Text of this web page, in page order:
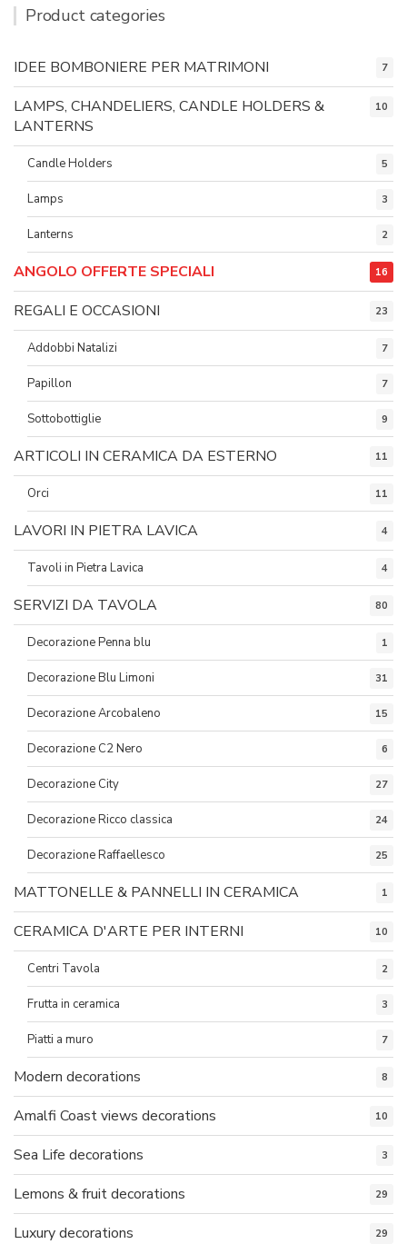
Product categories
IDEE BOMBONIERE PER MATRIMONI 7
LAMPS, CHANDELIERS, CANDLE HOLDERS &
LANTERNS
10
Candle Holders 5
Lamps 3
Lanterns 2
ANGOLO OFFERTE SPECIALI 16
REGALI E OCCASIONI 23
Addobbi Natalizi 7
Papillon 7
Sottobottiglie 9
ARTICOLI IN CERAMICA DA ESTERNO 11
Orci 11
LAVORI IN PIETRA LAVICA 4
Tavoli in Pietra Lavica 4
SERVIZI DA TAVOLA 80
Decorazione Penna blu 1
Decorazione Blu Limoni 31
Decorazione Arcobaleno 15
Decorazione C2 Nero 6
Decorazione City 27
Decorazione Ricco classica 24
Decorazione Raffaellesco 25
MATTONELLE & PANNELLI IN CERAMICA 1
CERAMICA D'ARTE PER INTERNI 10
Centri Tavola 2
Frutta in ceramica 3
Piatti a muro 7
Modern decorations 8
Amalfi Coast views decorations 10
Sea Life decorations 3
Lemons & fruit decorations 29
Luxury decorations 29